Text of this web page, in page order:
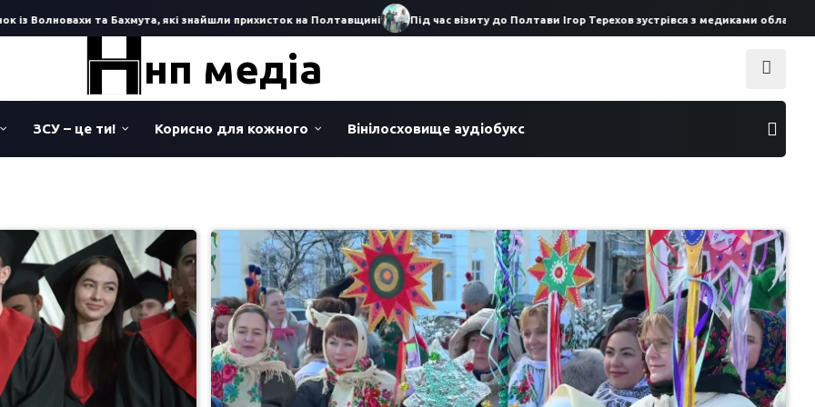
та Бахмута, які знайшли прихисток на Полтавщині Під час візиту до Полтави Ігор Терехов зустрівся з медиками обласної
нп медіа
ЗСУ – це ти! Корисно для кожного Вінілосховище аудіобукс